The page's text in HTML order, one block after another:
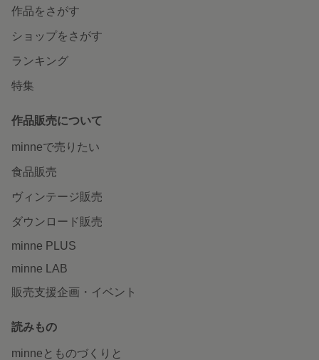
作品をさがす
ショップをさがす
ランキング
特集
作品販売について
minneで売りたい
食品販売
ヴィンテージ販売
ダウンロード販売
minne PLUS
minne LAB
販売支援企画・イベント
読みもの
minneとものづくりと